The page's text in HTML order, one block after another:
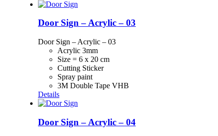
Door Sign – Acrylic – 03
Door Sign – Acrylic – 03
Acrylic 3mm
Size = 6 x 20 cm
Cutting Sticker
Spray paint
3M Double Tape VHB
Details
Door Sign – Acrylic – 04